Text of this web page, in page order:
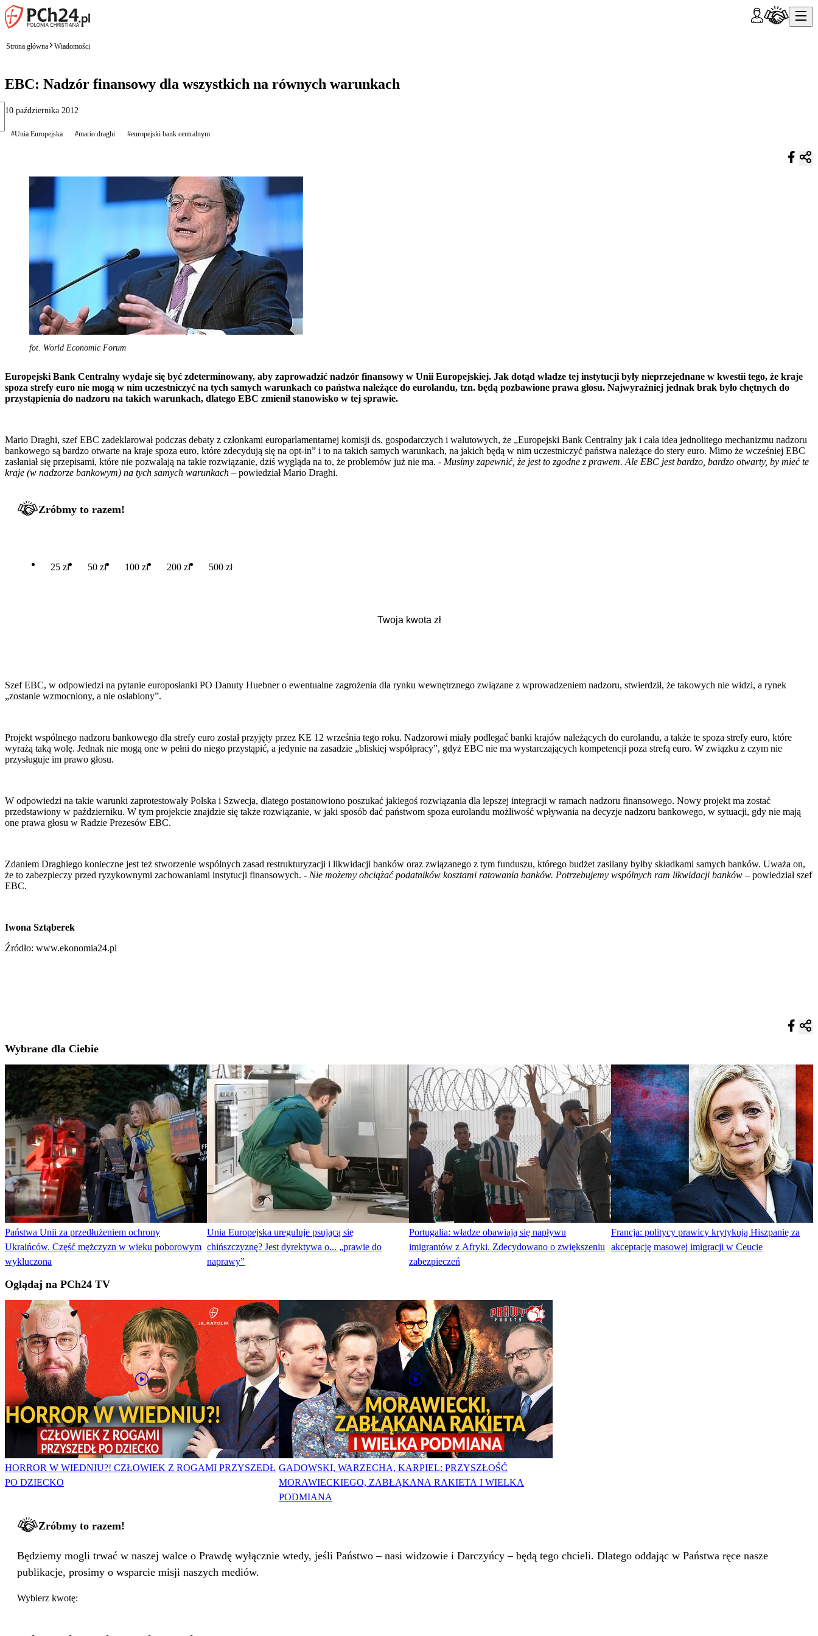
Strona główna Wiadomości
EBC: Nadzór finansowy dla wszystkich na równych warunkach
10 października 2012
#Unia Europejska #mario draghi #europejski bank centralnym
fot. World Economic Forum
Europejski Bank Centralny wydaje się być zdeterminowany, aby zaprowadzić nadzór finansowy w Unii Europejskiej. Jak dotąd władze tej instytucji były nieprzejednane w kwestii tego, że kraje
spoza strefy euro nie mogą w nim uczestniczyć na tych samych warunkach co państwa należące do eurolandu, tzn. będą pozbawione prawa głosu. Najwyraźniej jednak brak było chętnych do
przystąpienia do nadzoru na takich warunkach, dlatego EBC zmieniłstanowisko w tej sprawie.
Mario Draghi, szef EBC zadeklarował podczas debaty z członkami europarlamentarnej komisji ds. gospodarczych i walutowych, że „Europejski Bank Centralny jak i cała idea jednolitego mechanizmu nadzoru
bankowego są bardzo otwarte na kraje spoza euro, które zdecydują się na opt-in” i to na takich samych warunkach, na jakich będą w nim uczestniczyć państwa należące do stery euro. Mimo że wcześniej EBC
zasłaniał się przepisami, które nie pozwalają na takie rozwiązanie, dziś wygląda na to, że problemów już nie ma. - Musimy zapewnić, że jest to zgodne z prawem. Ale EBC jest bardzo, bardzo otwarty, by mieć te
kraje (w nadzorze bankowym) na tych samych warunkach – powiedział Mario Draghi.
Zróbmy to razem!
25 zł 50 zł 100 zł 200 zł 500 zł
Szef EBC, w odpowiedzi na pytanie europosłanki PO Danuty Huebner o ewentualne zagrożenia dla rynku wewnętrznego związane z wprowadzeniem nadzoru, stwierdził, że takowych nie widzi, a rynek
„zostanie wzmocniony, a nie osłabiony”.
Projekt wspólnego nadzoru bankowego dla strefy euro został przyjęty przez KE 12 września tego roku. Nadzorowi miały podlegać banki krajów należących do eurolandu, a także te spoza strefy euro, które
wyrażą taką wolę. Jednak nie mogą one w pełni do niego przystąpić, a jedynie na zasadzie „bliskiej współpracy”, gdyż EBC nie ma wystarczających kompetencji poza strefą euro. W związku z czym nie
przysługuje im prawo głosu.
W odpowiedzi na takie warunki zaprotestowały Polska i Szwecja, dlatego postanowiono poszukać jakiegoś rozwiązania dla lepszej integracji w ramach nadzoru finansowego. Nowy projekt ma zostać
przedstawiony w październiku. W tym projekcie znajdzie się także rozwiązanie, w jaki sposób dać państwom spoza eurolandu możliwość wpływania na decyzje nadzoru bankowego, w sytuacji, gdy nie mają
one prawa głosu w Radzie Prezesów EBC.
Zdaniem Draghiego konieczne jest też stworzenie wspólnych zasad restrukturyzacji i likwidacji banków oraz związanego z tym funduszu, którego budżet zasilany byłby składkami samych banków. Uważa on,
że to zabezpieczy przed ryzykownymi zachowaniami instytucji finansowych. - Nie możemy obciążać podatników kosztami ratowania banków. Potrzebujemy wspólnych ram likwidacji banków – powiedział szef
EBC.
Iwona Sztąberek
Źródło: www.ekonomia24.pl
Wybrane dla Ciebie
Państwa Unii za przedłużeniem ochrony
Ukraińców. Część mężczyzn w wieku poborowym
wykluczona
Unia Europejska ureguluje psującą się
chińszczyznę? Jest dyrektywa o... „prawie do
naprawy”
Portugalia: władze obawiają się napływu
imigrantów z Afryki. Zdecydowano o zwiększeniu
zabezpieczeń
Francja: politycy prawicy krytykują Hiszpanię za
akceptację masowej imigracji w Ceucie
Oglądaj na PCh24 TV
HORROR W WIEDNIU?! CZŁOWIEK Z ROGAMI PRZYSZEDŁ
PO DZIECKO
GADOWSKI, WARZECHA, KARPIEL: PRZYSZŁOŚĆ
MORAWIECKIEGO, ZABŁĄKANA RAKIETA I WIELKA
PODMIANA
Zróbmy to razem!
Będziemy mogli trwać w naszej walce o Prawdę wyłącznie wtedy, jeśli Państwo – nasi widzowie i Darczyńcy – będą tego chcieli. Dlatego oddając w Państwa ręce nasze
publikacje, prosimy o wsparcie misji naszych mediów.
Wybierz kwotę: